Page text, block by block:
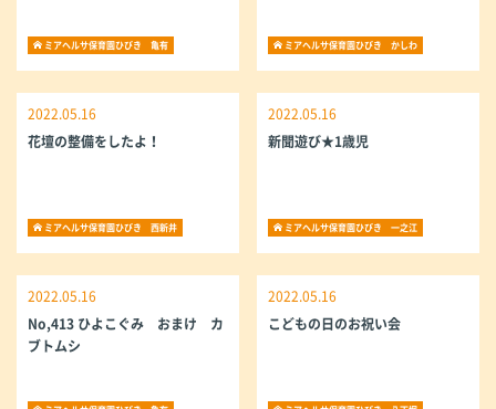
ミアヘルサ保育園ひびき 亀有 ミアヘルサ保育園ひびき かしわ
2022.05.16
花壇の整備をしたよ！
ミアヘルサ保育園ひびき 西新井
2022.05.16
新聞遊び★1歳児
ミアヘルサ保育園ひびき 一之江
2022.05.16
No,413 ひよこぐみ おまけ カ
ブトムシ
2022.05.16
こどもの日のお祝い会